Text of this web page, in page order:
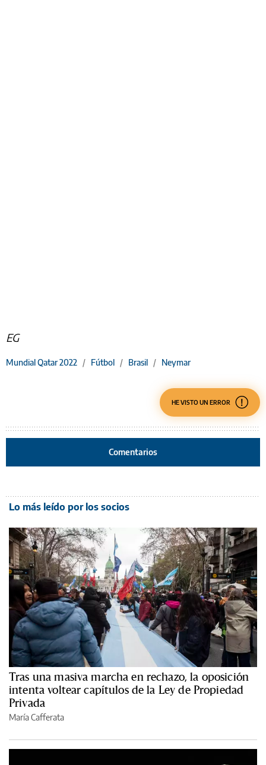
EG
Mundial Qatar 2022 / Fútbol / Brasil / Neymar
HE VISTO UN ERROR
Comentarios
Lo más leído por los socios
Tras una masiva marcha en rechazo, la oposición
intenta voltear capítulos de la Ley de Propiedad
Privada
María Cafferata